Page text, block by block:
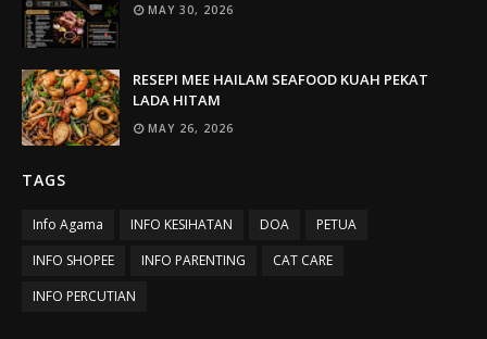
MAY 30, 2026
RESEPI MEE HAILAM SEAFOOD KUAH PEKAT
LADA HITAM
MAY 26, 2026
TAGS
Info Agama INFO KESIHATAN DOA
PETUA
INFO SHOPEE
INFO PARENTING
CAT CARE
INFO PERCUTIAN